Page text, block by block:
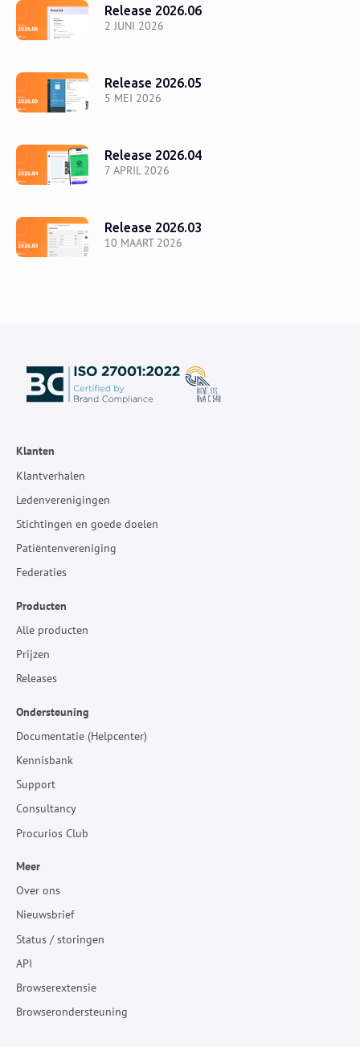
2 JUNI 2026
Release 2026.06
5 MEI 2026
Release 2026.05
7 APRIL 2026
Release 2026.04
10 MAART 2026
Release 2026.03
Klanten
Klantverhalen
Ledenverenigingen
Stichtingen en goede doelen
Patiëntenvereniging
Federaties
Producten
Alle producten
Prijzen
Releases
Ondersteuning
Documentatie (Helpcenter)
Kennisbank
Support
Consultancy
Procurios Club
Meer
Over ons
Nieuwsbrief
Status / storingen
API
Browserextensie
Browserondersteuning